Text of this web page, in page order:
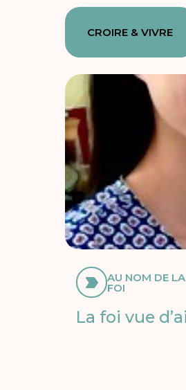
CROIRE & VIVRE
AU NOM DE LA
FOI
La foi vue